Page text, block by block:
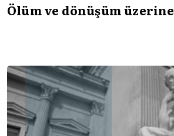
Ölüm ve dönüşüm üzerine